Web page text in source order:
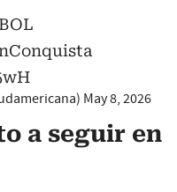
May 8, 2026
a seguir en